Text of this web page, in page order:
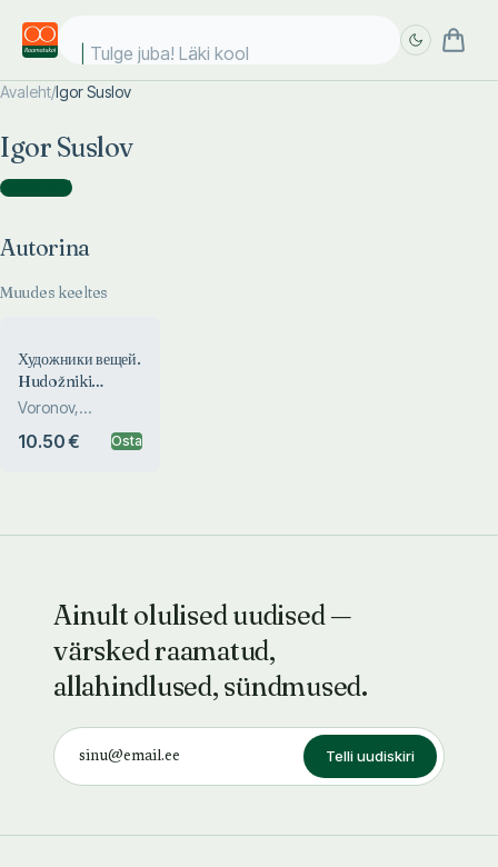
Tulge juba! Läki kooli
Avaleht/Igor Suslov
Igor Suslov
Autorina )
Autorina
Muudes keeltes
Художники вещей.
Hudožniki
veštšei
Voronov,
Suslov
10.50 € Osta
Ainult olulised uudised —
värsked raamatud,
allahindlused, sündmused.
Telli uudiskiri